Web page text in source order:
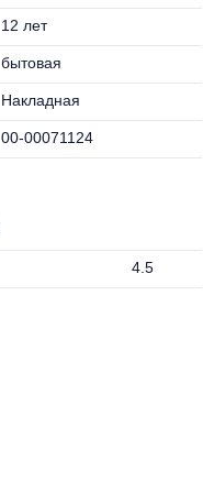
12 лет
бытовая
Накладная
00-00071124
4.5